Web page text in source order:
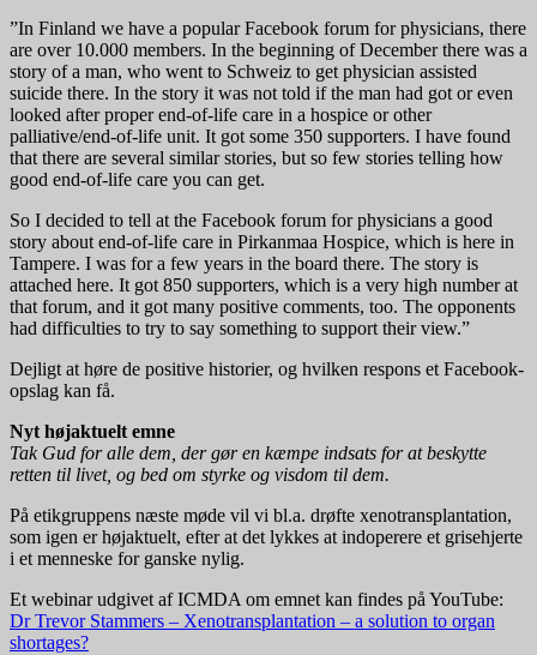
”In Finland we have a popular Facebook forum for physicians, there
are over 10.000 members. In the beginning of December there was a
story of a man, who went to Schweiz to get physician assisted
suicide there. In the story it was not told if the man had got or even
looked after proper end-of-life care in a hospice or other
palliative/end-of-life unit. It got some 350 supporters. I have found
that there are several similar stories, but so few stories telling how
good end-of-life care you can get.
So I decided to tell at the Facebook forum for physicians a good
story about end-of-life care in Pirkanmaa Hospice, which is here in
Tampere. I was for a few years in the board there. The story is
attached here. It got 850 supporters, which is a very high number at
that forum, and it got many positive comments, too. The opponents
had difficulties to try to say something to support their view.”
Dejligt at høre de positive historier, og hvilken respons et Facebook-
opslag kan få.
Nyt højaktuelt emne
Tak Gud for alle dem, der gør en kæmpe indsats for at beskytte
retten til livet, og bed om styrke og visdom til dem.
På etikgruppens næste møde vil vi bl.a. drøfte xenotransplantation,
som igen er højaktuelt, efter at det lykkes at indoperere et grisehjerte
i et menneske for ganske nylig.
Et webinar udgivet af ICMDA om emnet kan findes på YouTube:
Dr Trevor Stammers – Xenotransplantation – a solution to organ
shortages?